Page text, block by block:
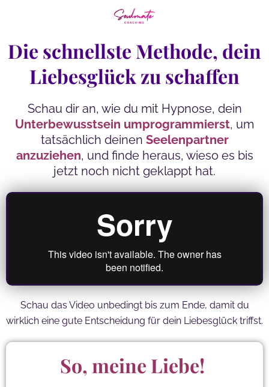
Die schnellste Methode, dein
Liebesglück zu schaffen
Schau dir an, wie du mit Hypnose, dein
Unterbewusstsein umprogrammierst, um
tatsächlich deinen Seelenpartner
anzuziehen, und finde heraus, wieso es bis
jetzt noch nicht geklappt hat.
Schau das Video unbedingt bis zum Ende, damit du
wirklich eine gute Entscheidung für dein Liebesglück triffst.
So, meine Liebe!